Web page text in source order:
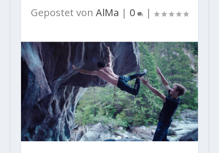
Gepostet von AlMa | 0 |